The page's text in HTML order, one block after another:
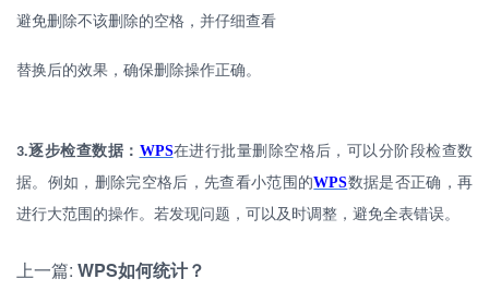
避免删除不该删除的空格，并仔细查看
替换后的效果，确保删除操作正确。
3.逐步检查数据： WPS在进行批量删除空格后，可以分阶段检查数
据。例如，删除完空格后，先查看小范围的WPS数据是否正确，再
进行大范围的操作。若发现问题，可以及时调整，避免全表错误。
上一篇: WPS如何统计？